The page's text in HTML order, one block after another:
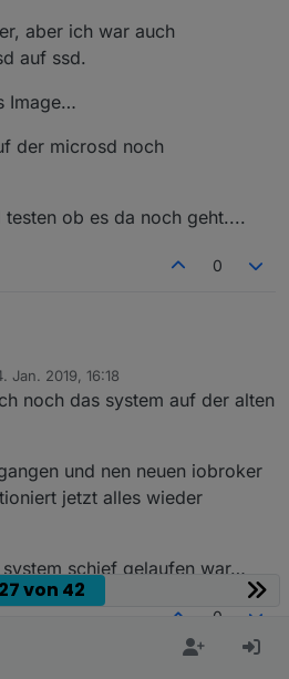
aber ich war auch
auf ssd.
Image…
der microsd noch
ob es da noch geht....
0
Jan. 2019, 16:18
von
noch das system auf der alten
und nen neuen iobroker
jetzt alles wieder
schief gelaufen war…
0
27 von 42